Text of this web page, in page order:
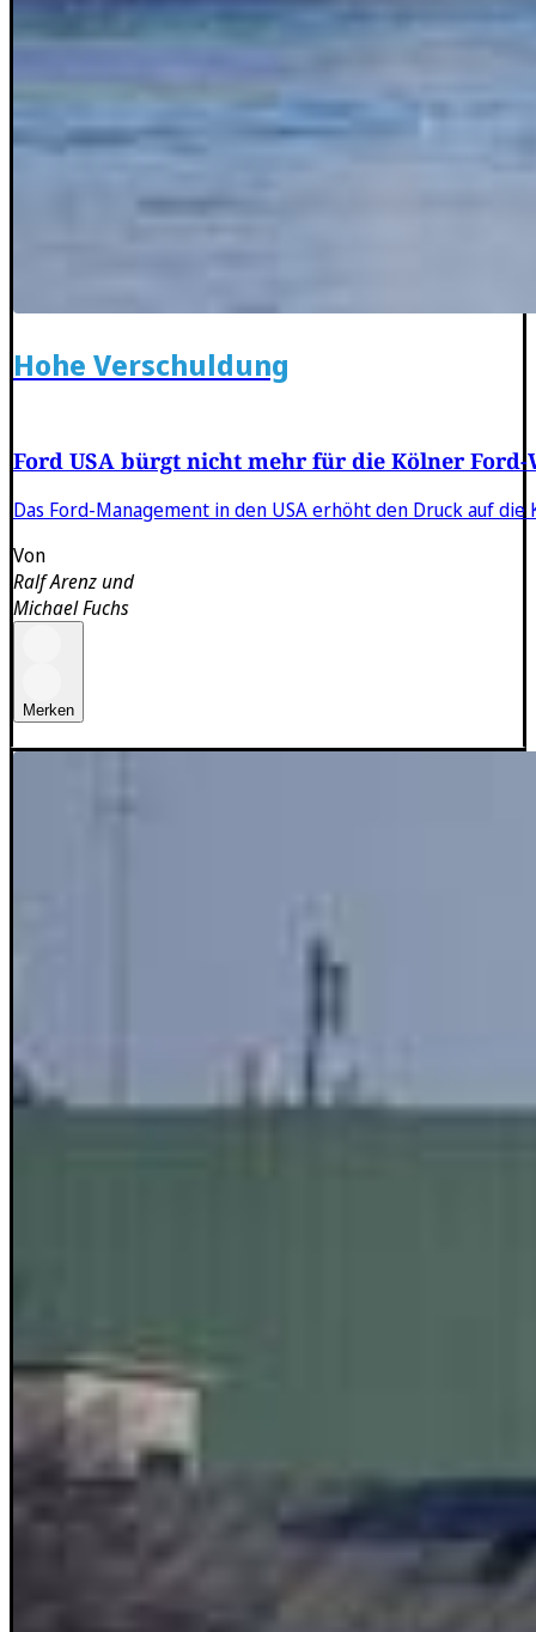
Hohe Verschuldung
Ford USA bürgt nicht mehr für die Kölner Ford-
Das Ford-Management in den USA erhöht den Druck auf
Von
Ralf Arenzund
Michael Fuchs
Merken